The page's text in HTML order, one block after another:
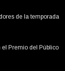
de la temporada
Premio del Público